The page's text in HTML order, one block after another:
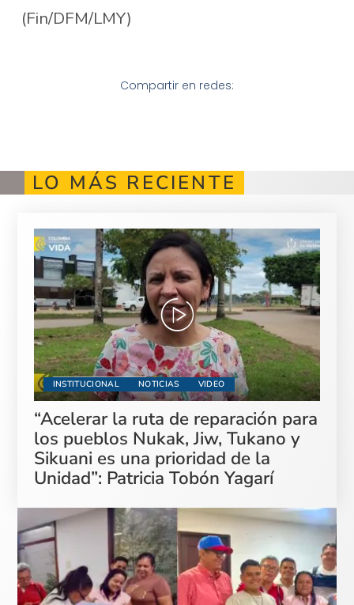
(Fin/DFM/LMY)
Compartir en redes:
LO MÁS RECIENTE
INSTITUCIONAL NOTICIAS VIDEO
“Acelerar la ruta de reparación para
los pueblos Nukak, Jiw, Tukano y
Sikuani es una prioridad de la
Unidad”: Patricia Tobón Yagarí